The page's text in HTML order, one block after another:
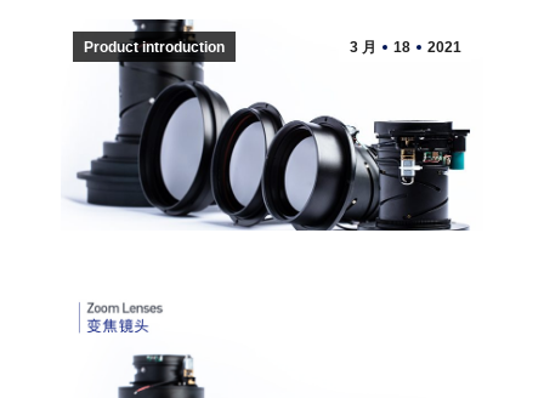
3 月 18 2021
Product introduction